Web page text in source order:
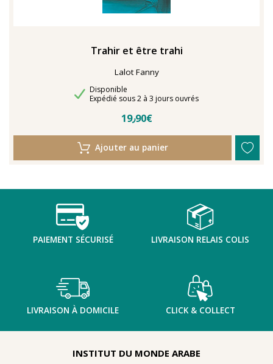
En 2021, le musée de l'IMA reçoit une généreuse donation
socialthérapie
menés à l'hôpital psychiatrique de Blida-
Joinville, institution algérienne marquée par la figure
emblématique de
Trahir et être trahi
Lalot Fanny
Disponibilité
Disponible
Délais de livraison
Expédié sous 2 à 3 jours ouvrés
19٫90€
Ajouter au panier
PAIEMENT SÉCURISÉ LIVRAISON RELAIS COLIS
LIVRAISON À DOMICILE CLICK & COLLECT
INSTITUT DU MONDE ARABE